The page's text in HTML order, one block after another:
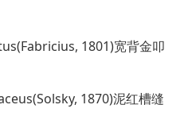
1801)宽背金叩
1870)泥红槽缝